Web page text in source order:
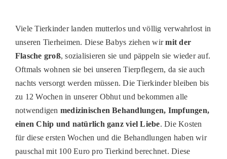
Viele Tierkinder landen mutterlos und völlig verwahrlost in
unseren Tierheimen. Diese Babys ziehen wirmit der
Flasche groß, sozialisieren sie und päppeln sie wieder auf.
Oftmals wohnen sie bei unseren Tierpflegern, da sie auch
nachts versorgt werden müssen. Die Tierkinder bleiben bis
zu 12 Wochen in unserer Obhut und bekommen alle
notwendigen medizinischen Behandlungen, Impfungen,
einen Chip und natürlich ganz viel Liebe. Die Kosten
für diese ersten Wochen und die Behandlungen haben wir
pauschal mit 100 Euro pro Tierkind berechnet. Diese